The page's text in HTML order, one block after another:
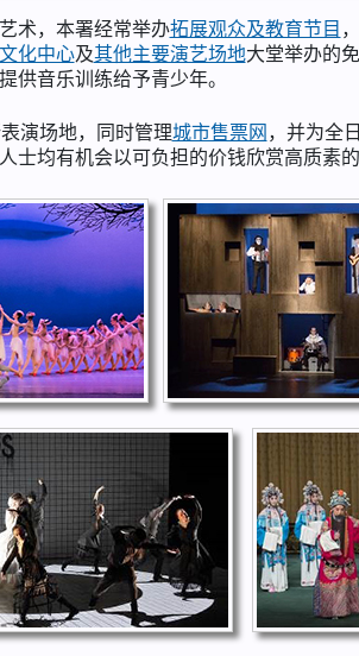
术，本署经常举办拓展观众及教育节目
化中心及其他主要演艺场地大堂举办的
供音乐训练给予青少年。
演场地，同时管理城市售票网 ，并为全
士均有机会以可负担的价钱欣赏高质素的